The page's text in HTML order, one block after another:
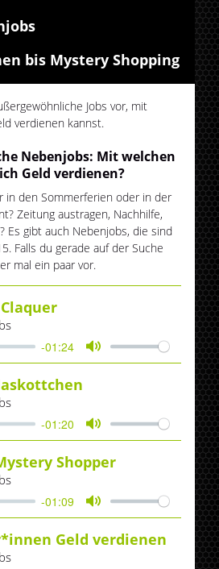
bis Mystery Shopping
Jobs vor, mit
verdienen kannst.
Nebenjobs: Mit welchen
Geld verdienen?
in den Sommerferien oder in der
Zeitung austragen, Nachhilfe,
Es gibt auch Nebenjobs, die sind
Falls du gerade auf der Suche
mal ein paar vor.
-01:24
Mute
-01:20
Mute
Shopper
-01:09
Mute
Geld verdienen